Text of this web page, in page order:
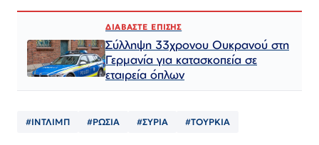
ΔΙΑΒΑΣΤΕ ΕΠΙΣΗΣ
Σύλληψη 33χρονου Ουκρανού στη
Γερμανία για κατασκοπεία σε
εταιρεία όπλων
#ΙΝΤΛΙΜΠ #ΡΩΣΙΑ #ΣΥΡΙΑ #ΤΟΥΡΚΙΑ